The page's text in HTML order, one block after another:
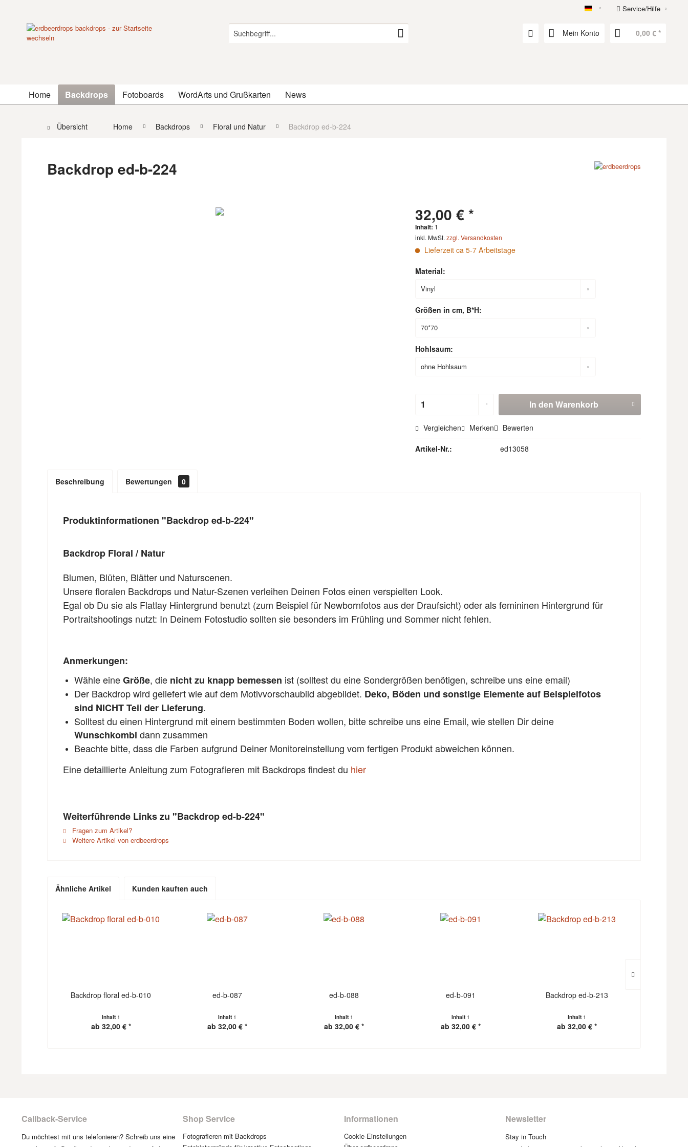
erdbeerdropsService/Hilfe
Mein Konto 0,00 € *
Home Backdrops Fotoboards WordArts und Grußkarten News
Übersicht Home Backdrops Floral und Natur Backdrop ed-b-224
Backdrop ed-b-224
32,00 € *
Inhalt: 1
inkl. MwSt.zzgl. Versandkosten
Lieferzeit ca 5-7 Arbeitstage
Material:
Größen in cm, B*H:
Hohlsaum:
In den Warenkorb
Vergleichen Merken Bewerten
Artikel-Nr.: ed13058
Beschreibung Bewertungen 0
Produktinformationen "Backdrop ed-b-224"
Backdrop Floral / Natur
Blumen, Blüten, Blätter und Naturscenen.
Unsere floralen Backdrops und Natur-Szenen verleihen Deinen Fotos einen verspielten Look.
Egal ob Du sie als Flatlay Hintergrund benutzt (zum Beispiel für Newbornfotos aus der Draufsicht) oder als femininen Hintergrund für
Portraitshootings nutzt: In Deinem Fotostudio sollten sie besonders im Frühling und Sommer nicht fehlen.
Anmerkungen:
Wähle eineGröße, die nicht zu knapp bemessen ist (solltest du eine Sondergrößen benötigen, schreibe uns eine email)
Der Backdrop wird geliefert wie auf dem Motivvorschaubild abgebildet. Deko, Böden und sonstige Elemente auf Beispielfotos
sind NICHT Teil der Lieferung.
Solltest du einen Hintergrund mit einem bestimmten Boden wollen, bitte schreibe uns eine Email, wie stellen Dir deine
Wunschkombi dann zusammen
Beachte bitte, dass die Farben aufgrund Deiner Monitoreinstellung vom fertigen Produkt abweichen können.
Eine detaillierte Anleitung zum Fotografieren mit Backdrops findest du hier
Weiterführende Links zu "Backdrop ed-b-224"
Fragen zum Artikel?
Weitere Artikel von erdbeerdrops
Ähnliche Artikel Kunden kauften auch
Backdrop floral ed-b-010
Inhalt 1
ab 32,00 € *
ed-b-087
Inhalt 1
ab 32,00 € *
ed-b-088
Inhalt 1
ab 32,00 € *
ed-b-091
Inhalt 1
ab 32,00 € *
Backdrop ed-b-213
Inhalt 1
ab 32,00 € *
Callback-Service
Du möchtest mit uns telefonieren? Schreib uns eine
Shop Service
Fotografieren mit Backdrops
Informationen
Cookie-Einstellungen
Newsletter
Stay in Touch